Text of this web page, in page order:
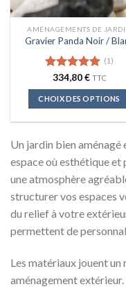
du
produit
AMÉNAGEMENTS DE
Gravier Panda Noir /
Note5.00
sur 5
(1)
334,80€ TTC
CHOIX DES OPTIONS
a
plusieurs
variations.
options
peuvent
être
sur
Un jardin bien aménagé
espace où esthétique
une atmosphère
structurer vos espaces
du relief à votre
permettent de
Les matériaux jouent un
aménagement